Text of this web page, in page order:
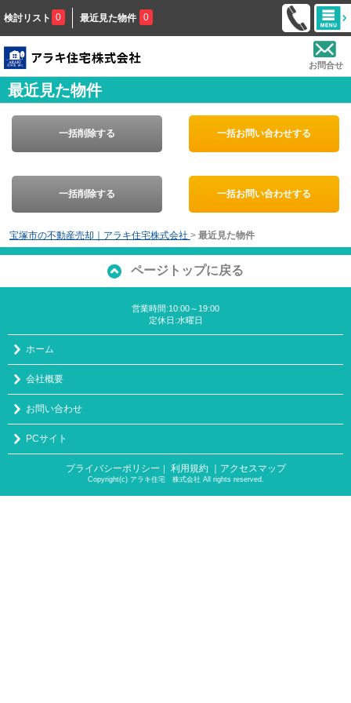
検討リスト 0 最近見た物件 0
お問合せ
最近見た物件
一括削除する 一括お問い合わせする
一括削除する 一括お問い合わせする
宝塚市の不動産売却｜アラキ住宅株式会社 > 最近見た物件
ページトップに戻る
営業時間:10:00～19:00
定休日:水曜日
ホーム
会社概要
お問い合わせ
PCサイト
プライバシーポリシー ｜ 利用規約 ｜アクセスマップ
Copyright(c) アラキ住宅 株式会社 All rights reserved.